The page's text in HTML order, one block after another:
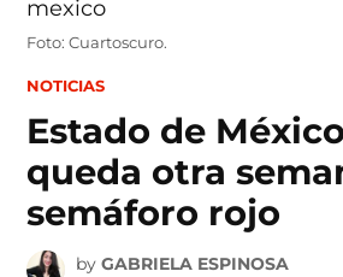
Foto: Cuartoscuro.
POSTED
NOTICIAS
Estado de
queda otra
semáforo rojo
by GABRIELA ESPINOSA